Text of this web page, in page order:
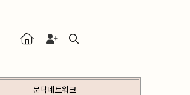
문탁네트워크